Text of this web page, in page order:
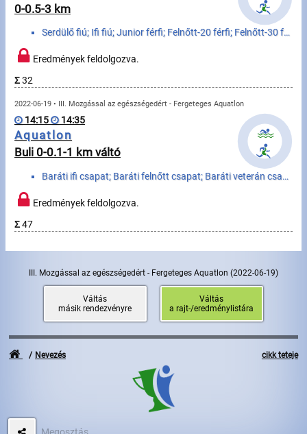
Beépülő modul
Rendező, szervező
Kapcsolat
Írjon nekünk!
0-0.5-3 km
Serdülő fiú; Ifi fiú; Junior férfi; Felnőtt-20 férfi; Felnőtt-30 férfi; Szenior-40 férfi; Szenior-50...
Eredmények feldolgozva.
Σ32
2022-06-19 • III. Mozgással az egészségedért - Fergeteges Aquatlon
14:15 14:35
Aquatlon
Buli 0-0.1-1 km váltó
Baráti ifi csapat; Baráti felnőtt csapat; Baráti veterán csapat; Családi ifi csapat; Családi felnőtt...
Eredmények feldolgozva.
Σ47
III. Mozgással az egészségedért - Fergeteges Aquatlon (2022-06-19)
Váltás
másik rendezvényre
Váltás
a rajt-/eredménylistára
cikk teteje
Nevezés
Megosztás